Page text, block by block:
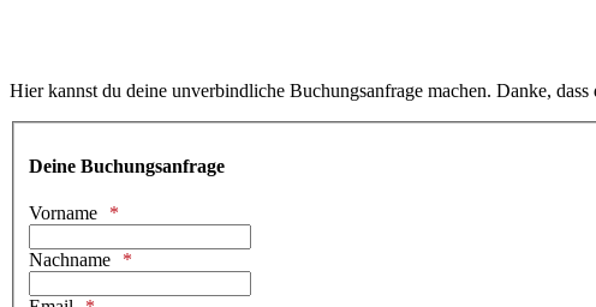
Hier kannst du deine unverbindliche Buchungsanfrage machen. Danke,
Deine Buchungsanfrage
Vorname
Nachname